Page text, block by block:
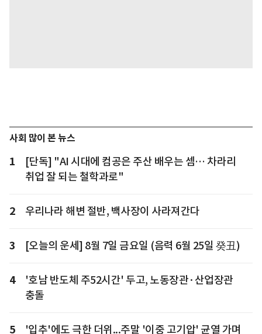
사회 많이 본 뉴스
1
[단독] "AI 시대에 컴공은 주산 배우는 셈… 차라리
취업 잘 되는 철학과로"
2 우리나라 해변 절반, 백사장이 사라져간다
3 [오늘의 운세] 8월 7일 금요일 (음력 6월 25일 癸丑)
4
'호남 반도체 주52시간' 두고, 노동장관·산업장관
충돌
5
'입추'에도 극한 더위...주말 '이중 고기압' 균열 가며